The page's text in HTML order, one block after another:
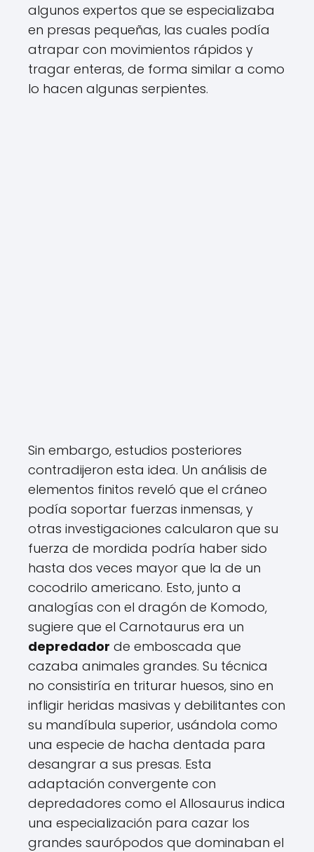
algunos expertos que se especializaba
en presas pequeñas, las cuales podía
atrapar con movimientos rápidos y
tragar enteras, de forma similar a como
lo hacen algunas serpientes.
Sin embargo, estudios posteriores
contradijeron esta idea. Un análisis de
elementos finitos reveló que el cráneo
podía soportar fuerzas inmensas, y
otras investigaciones calcularon que su
fuerza de mordida podría haber sido
hasta dos veces mayor que la de un
cocodrilo americano. Esto, junto a
analogías con el dragón de Komodo,
sugiere que el Carnotaurus era un
depredador de emboscada que
cazaba animales grandes. Su técnica
no consistiría en triturar huesos, sino en
infligir heridas masivas y debilitantes con
su mandíbula superior, usándola como
una especie de hacha dentada para
desangrar a sus presas. Esta
adaptación convergente con
depredadores como el Allosaurus indica
una especialización para cazar los
grandes saurópodos que dominaban el